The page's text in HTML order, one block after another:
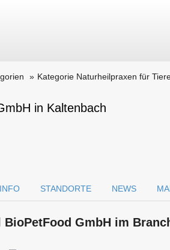
Kategorie Naturheilpraxen für
in Kaltenbach
INFO STANDORTE NEWS
GmbH im